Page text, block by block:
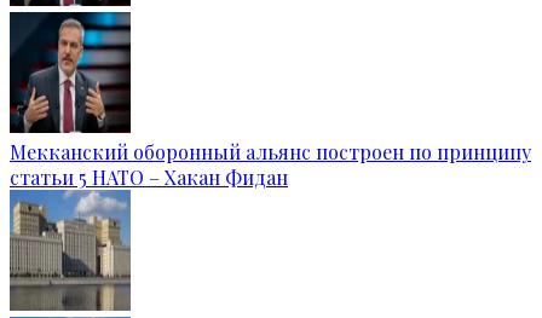
Мекканский оборонный альянс построен по принципу
статьи 5 НАТО – Хакан Фидан